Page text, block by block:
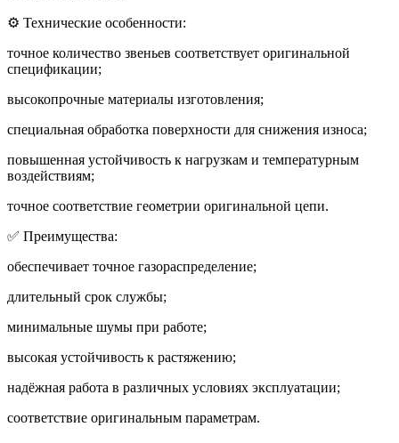
⚙️ Технические особенности:
точное количество звеньев соответствует оригинальной
спецификации;
высокопрочные материалы изготовления;
специальная обработка поверхности для снижения износа;
повышенная устойчивость к нагрузкам и температурным
воздействиям;
точное соответствие геометрии оригинальной цепи.
✅ Преимущества:
обеспечивает точное газораспределение;
длительный срок службы;
минимальные шумы при работе;
высокая устойчивость к растяжению;
надёжная работа в различных условиях эксплуатации;
соответствие оригинальным параметрам.